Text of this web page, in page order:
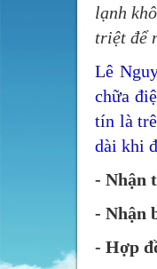
lạnh
triệt để
Lê
chữa
tín là
dài khi
- Nhận
- Nhận
- Hợp